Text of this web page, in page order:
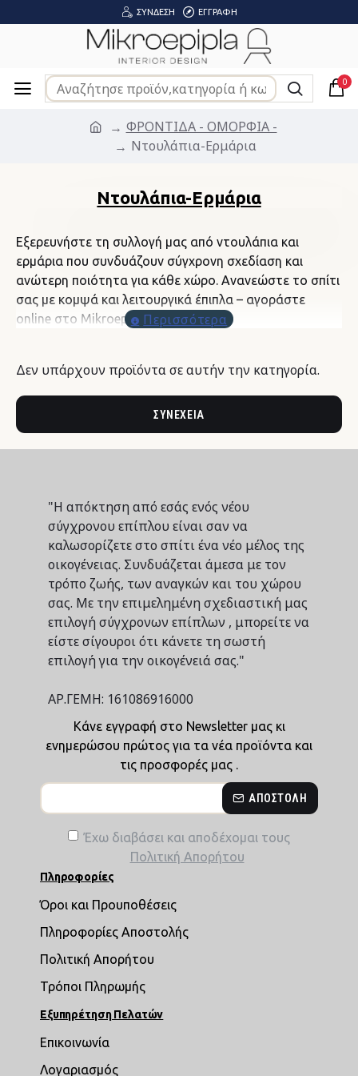
ΣΎΝΔΕΣΗ ΕΓΓΡΑΦΉ
0
ΦΡΟΝΤΙΔΑ - ΟΜΟΡΦΙΑ -
Ντουλάπια-Ερμάρια
Ντουλάπια-Ερμάρια
Εξερευνήστε τη συλλογή μας από ντουλάπια και
ερμάρια που συνδυάζουν σύγχρονη σχεδίαση και
ανώτερη ποιότητα για κάθε χώρο. Ανανεώστε το σπίτι
σας με κομψά και λειτουργικά έπιπλα – αγοράστε
online στο Mikroepipla.gr!
Δεν υπάρχουν προϊόντα σε αυτήν την κατηγορία.
ΣΥΝΈΧΕΙΑ
"Η απόκτηση από εσάς ενός νέου
σύγχρονου επίπλου είναι σαν να
καλωσορίζετε στο σπίτι ένα νέο μέλος της
οικογένειας. Συνδυάζεται άμεσα με τον
τρόπο ζωής, των αναγκών και του χώρου
σας. Με την επιμελημένη σχεδιαστική μας
επιλογή σύγχρονων επίπλων , μπορείτε να
είστε σίγουροι ότι κάνετε τη σωστή
επιλογή για την οικογένειά σας."
ΑΡ.ΓΕΜΗ: 161086916000
Κάνε εγγραφή στο Newsletter μας κι
ενημερώσου πρώτος για τα νέα προϊόντα και
τις προσφορές μας .
ΑΠΟΣΤΟΛΉ
Έχω διαβάσει και αποδέχομαι τους
Πολιτική Απορήτου
Πληροφορίες
Όροι και Προυποθέσεις
Πληροφορίες Αποστολής
Πολιτική Απορήτου
Τρόποι Πληρωμής
Εξυπηρέτηση Πελατών
Επικοινωνία
Λογαριασμός